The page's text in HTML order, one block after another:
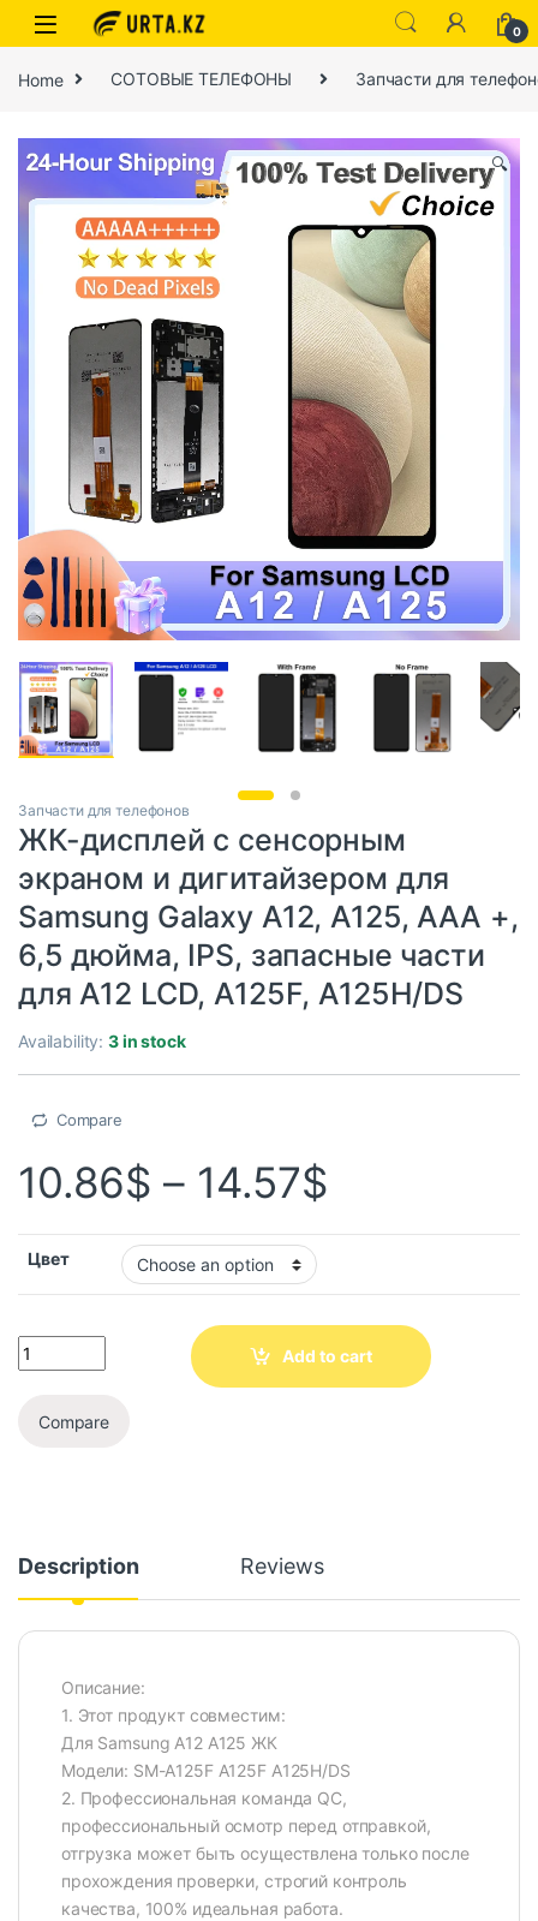
0
Home СОТОВЫЕ ТЕЛЕФОНЫ Запчасти для
🔍
Запчасти для телефонов
ЖК-дисплей с сенсорным
экраном и дигитайзером для
Samsung Galaxy A12, A125, AAA +,
6,5 дюйма, IPS, запасные части
для A12 LCD, A125F, A125H/DS
Availability:3 in stock
Compare
10.86$ – 14.57$
Цвет
Add to cart
Compare
Description Reviews
Описание:
1. Этот продукт совместим:
Для Samsung A12 A125 ЖК
Модели: SM-A125F A125F A125H/DS
2. Профессиональная команда QC,
профессиональный осмотр перед отправкой,
отгрузка может быть осуществлена только после
прохождения проверки, строгий контроль
качества, 100% идеальная работа.